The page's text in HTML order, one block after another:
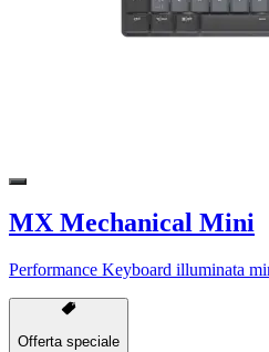
MX Mechanical Mini
Performance Keyboard illuminata
Offerta speciale